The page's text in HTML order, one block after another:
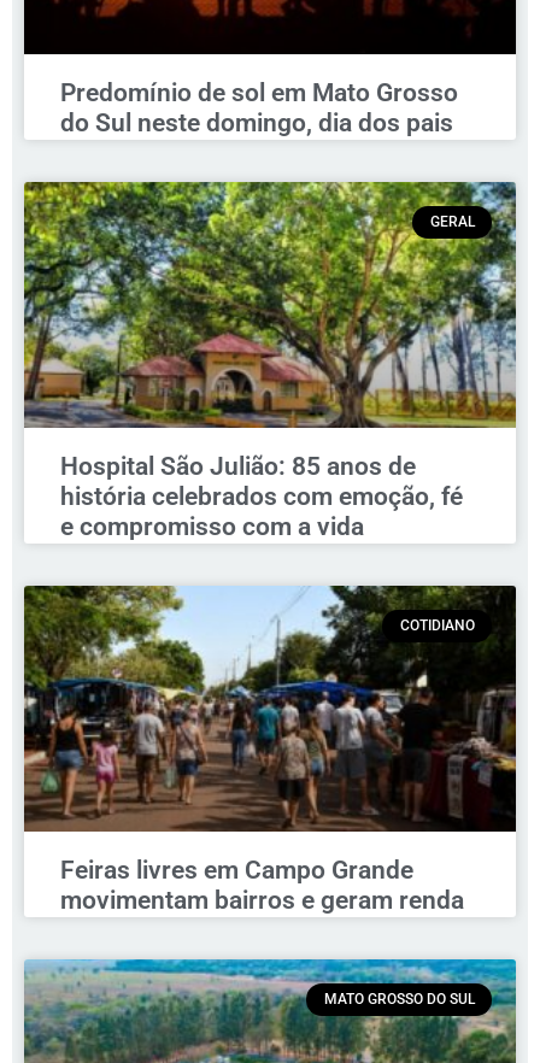
Predomínio de sol em Mato Grosso
do Sul neste domingo, dia dos pais
GERAL
Hospital São Julião: 85 anos de
história celebrados com emoção, fé
e compromisso com a vida
COTIDIANO
Feiras livres em Campo Grande
movimentam bairros e geram renda
MATO GROSSO DO SUL